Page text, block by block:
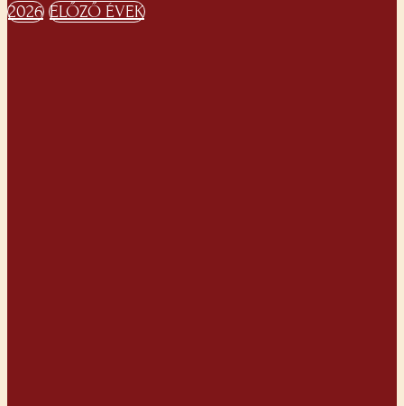
2026 ELŐZŐ ÉVEK